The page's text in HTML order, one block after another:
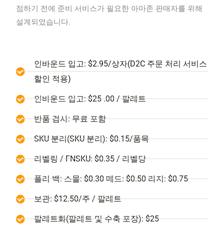
점하기 전에 준비 서비스가 필요한 아마존 판매자를 위해
설계되었습니다.
인바운드 입고: $2.95/상자(D2C 주문 처리 서비스
할인 적용)
인바운드 입고: $25 .00 / 팔레트
반품 검사: 무료 포함
SKU 분리(SKU 분리): $0.15/품목
라벨링 / FNSKU: $0.35 / 라벨당
폴리 백: 스몰: $0.30 메드: $0.50 라지: $0.75
보관: $12.50/주 / 팔레트
팔레트화(팔레트 및 수축 포장): $25